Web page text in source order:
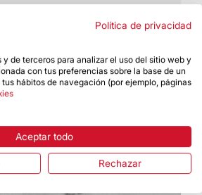
octubre
Política de privacidad
y de terceros para analizar el uso del sitio web y
con tus preferencias sobre la base de un
hábitos de navegación (por ejemplo, páginas
Aceptar todo
Rechazar